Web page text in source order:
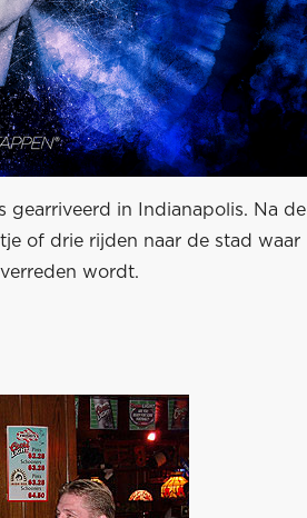
gearriveerd in Indianapolis. Na de
of drie rijden naar de stad waar
wordt.